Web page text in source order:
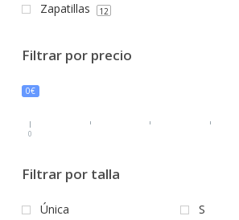
Zapatillas 12
Filtrar por precio
0€
0
Filtrar por talla
Única
S